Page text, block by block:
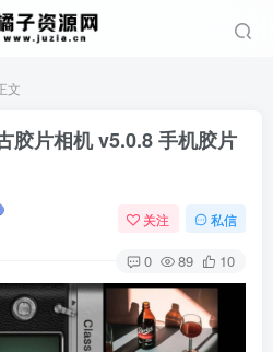
文
片相机 v5.0.8 手机胶片
关注 私信
0 89 10